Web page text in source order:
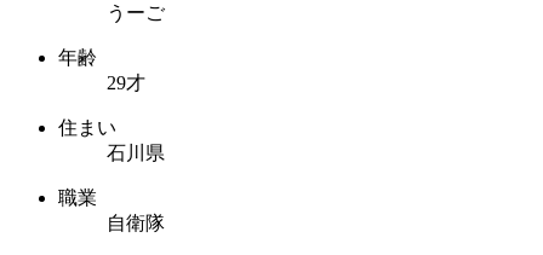
うーご
年齢
29才
住まい
石川県
職業
自衛隊